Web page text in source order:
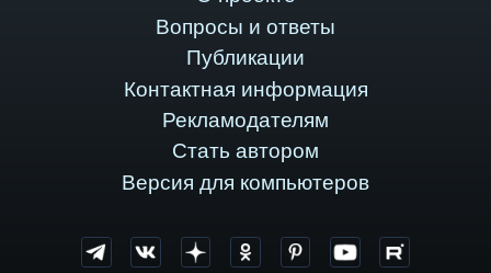
Вопросы и ответы
Публикации
Контактная информация
Рекламодателям
Стать автором
Версия для компьютеров